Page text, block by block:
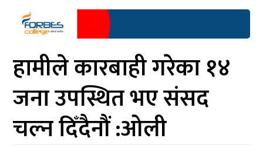
समाचार
आर्थिक
मनोरञ्जन
खेलकुद
हामीले कारबाही गरेका १४
जना उपस्थित भए संसद
चल्न दिँदैनौं :ओली